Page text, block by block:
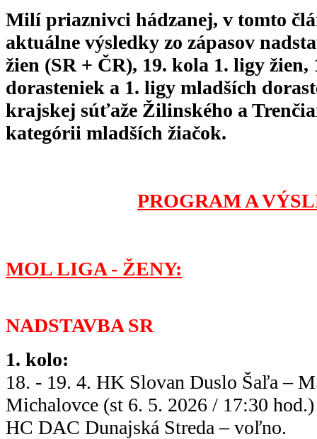
Milí priaznivci hádzanej, v tomto
aktuálne výsledky zo zápasov
žien (SR + ČR), 19. kola 1. ligy
dorasteniek a 1. ligy mladších
krajskej súťaže Žilinského a
kategórii mladších žiačok.
PROGRAM A
MOL LIGA - ŽENY:
NADSTAVBA SR
1. kolo:
18. - 19. 4. HK Slovan Duslo Šaľa –
Michalovce (st 6. 5. 2026 / 17:30
HC DAC Dunajská Streda – voľno.